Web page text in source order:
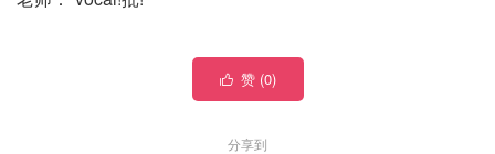
 赞 (0)
分享到